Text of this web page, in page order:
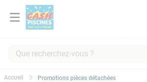
Que recherchez-vous ?
Promotions pièces détachées